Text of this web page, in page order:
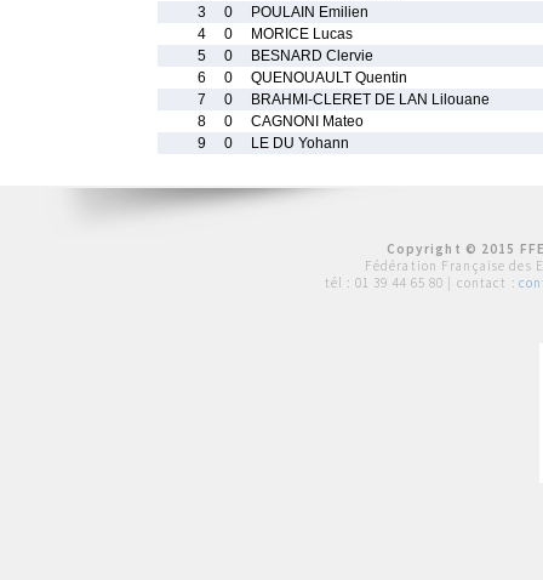
3
0
POULAIN Emilien
4
0
MORICE Lucas
5
0
BESNARD Clervie
6
0
QUENOUAULT Quentin
7
0
BRAHMI-CLERET DE LAN Lilouane
8
0
CAGNONI Mateo
9
0 LE DU Yohann
Copyright © 2015
Fédération Française des
tél : 01 39 44 65 80 | contact :